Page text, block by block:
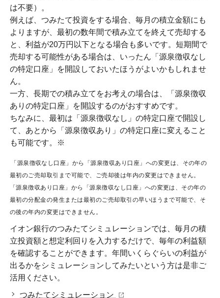
は不要）。
例えば、つみたて投資をする場合、毎月の積立金額にも
よりますが、最初の数年間で積み立てを終えて売却する
と、利益が20万円以下となる場合も多いです。短期間で
売却する可能性がある場合は、いったん「源泉徴収なし
の特定口座」を開設しておいたほうがよいかもしれませ
ん。
一方、長期での積み立てをお考えの場合は、「源泉徴収
ありの特定口座」を開設するのがおすすめです。
ちなみに、最初は「源泉徴収なし」の特定口座で開設し
て、あとから「源泉徴収あり」の特定口座に変えること
も可能です。※
「源泉徴収なし口座」から「源泉徴収あり口座」への変更は、その年の
最初のご売却取引まで可能で、ご売却後は年内の変更はできません。
「源泉徴収あり口座」から「源泉徴収なし口座」への変更は、その年の
最初の分配金の発生または最初のご売却取引の早いほうまで可能で、そ
の後の年内の変更はできません。
イオン銀行のつみたてシミュレーションでは、毎月の積
立投資額と想定利回りを入力するだけで、毎年の利益額
を確認することができます。年間いくらぐらいの利益が
出るかをシミュレーションしてみたいという方は是非ご
活用ください。
つみたてシミュレーション